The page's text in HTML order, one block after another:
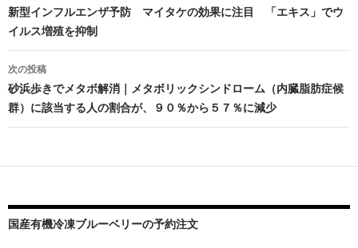
稿
ナ
ビ
ゲ
ー
ン
新型インフルエンザ予防 マイタケの効果に注目 「エキス」でウ
イルス増殖を抑制
次の投稿
砂浜歩きでメタボ解消｜メタボリックシンドローム（内臓脂肪症候
群）に該当する人の割合が、９０％から５７％に減少
国産有機冷凍ブルーベリーの予約注文